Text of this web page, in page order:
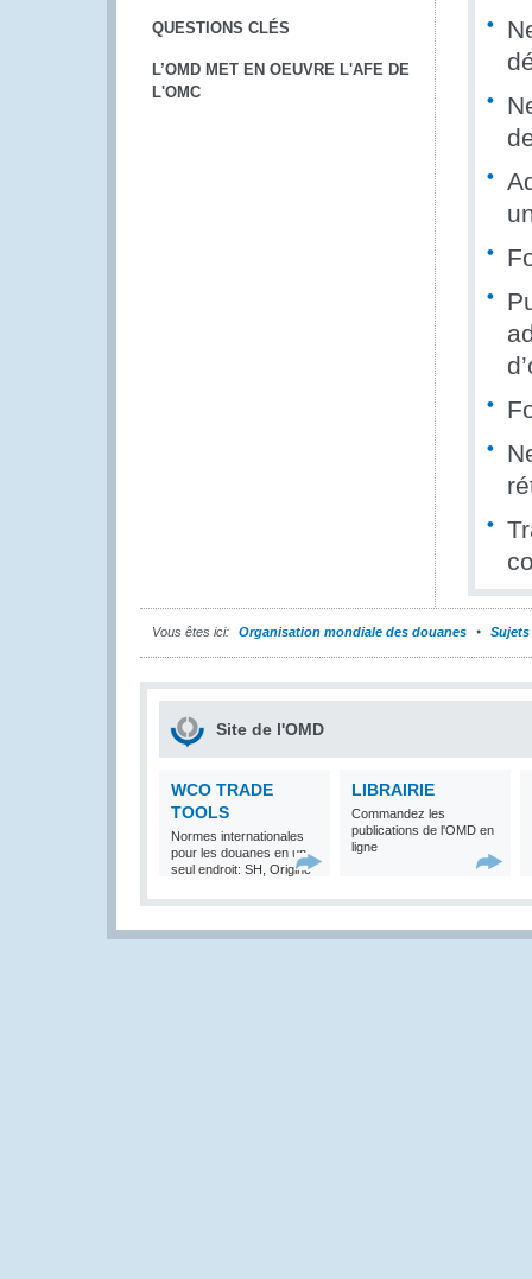
QUESTIONS CLÉS
L’OMD MET EN OEUVRE L'AFE DE
L'OMC
Vous êtes ici: Organisation mondiale des douanes Sujets
Site de l'OMD
WCO TRADE
TOOLS
Normes internationales
pour les douanes en un
seul endroit: SH, Origine
LIBRAIRIE
Commandez les
publications de l'OMD en
ligne